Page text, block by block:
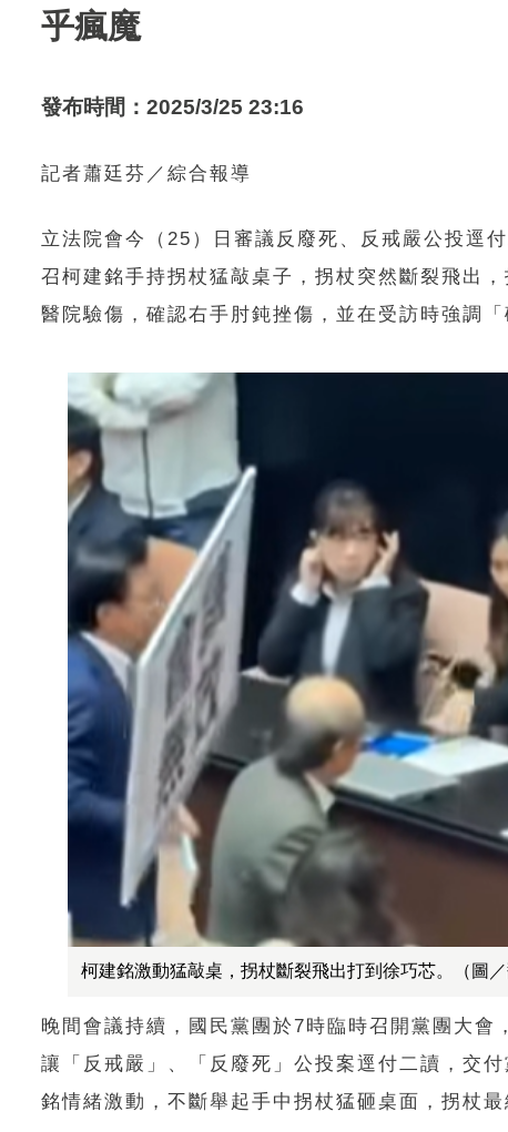
乎瘋魔
發布時間：2025/3/25 23:16
記者蕭廷芬／綜合報導
立法院會今（25）日審議反廢死、反戒嚴公投逕
召柯建銘手持拐杖猛敲桌子，拐杖突然斷裂飛出
醫院驗傷，確認右手肘鈍挫傷，並在受訪時強調「
柯建銘激動猛敲桌，拐杖斷裂飛出打到徐巧芯。（圖／
晚間會議持續，國民黨團於7時臨時召開黨團大會
讓「反戒嚴」、「反廢死」公投案逕付二讀，交
銘情緒激動，不斷舉起手中拐杖猛砸桌面，拐杖最